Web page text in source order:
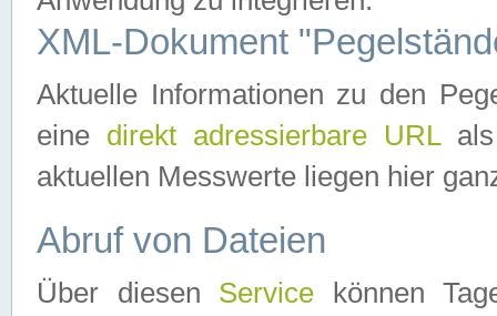
XML-Dokument
Aktuelle Informationen zu den
eine direkt adressierbare URLals
aktuellen Messwerte liegen hier
Abruf von Dateien
Über diesen Service können